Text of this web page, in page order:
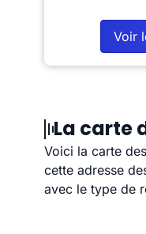
Voir
La carte
Voici la carte
cette adresse
avec le type de